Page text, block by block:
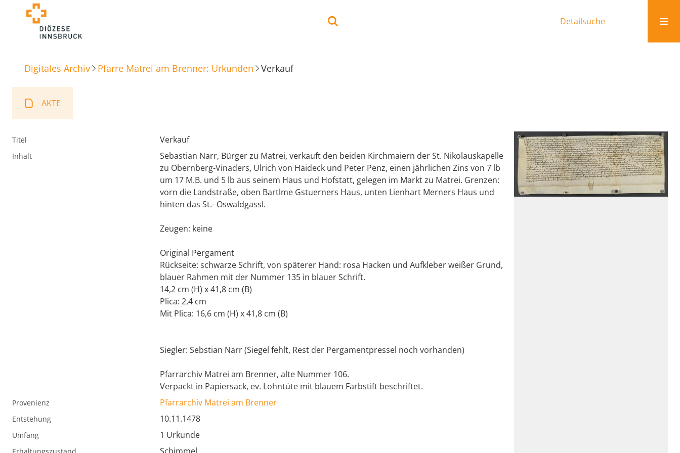
Detailsuche
Digitales Archiv Pfarre Matrei am Brenner: Urkunden Verkauf
AKTE
Titel Verkauf
Inhalt
Sebastian Narr, Bürger zu Matrei, verkauft den beiden Kirchmaiern der St. Nikolauskapelle
zu Obernberg-Vinaders, Ulrich von Haideck und Peter Penz, einen jährlichen Zins von 7 lb
um 17 M.B. und 5 lb aus seinem Haus und Hofstatt, gelegen im Markt zu Matrei. Grenzen:
vorn die Landstraße, oben Bartlme Gstuerners Haus, unten Lienhart Merners Haus und
hinten das St.- Oswaldgassl.
Zeugen: keine
Original Pergament
Rückseite: schwarze Schrift, von späterer Hand: rosa Hacken und Aufkleber weißer Grund,
blauer Rahmen mit der Nummer 135 in blauer Schrift.
14,2 cm (H) x 41,8 cm (B)
Plica: 2,4 cm
Mit Plica: 16,6 cm (H) x 41,8 cm (B)
Siegler: Sebstian Narr (Siegel fehlt, Rest der Pergamentpressel noch vorhanden)
Pfarrarchiv Matrei am Brenner, alte Nummer 106.
Verpackt in Papiersack, ev. Lohntüte mit blauem Farbstift beschriftet.
Provenienz Pfarrarchiv Matrei am Brenner
Entstehung 10.11.1478
Umfang 1 Urkunde